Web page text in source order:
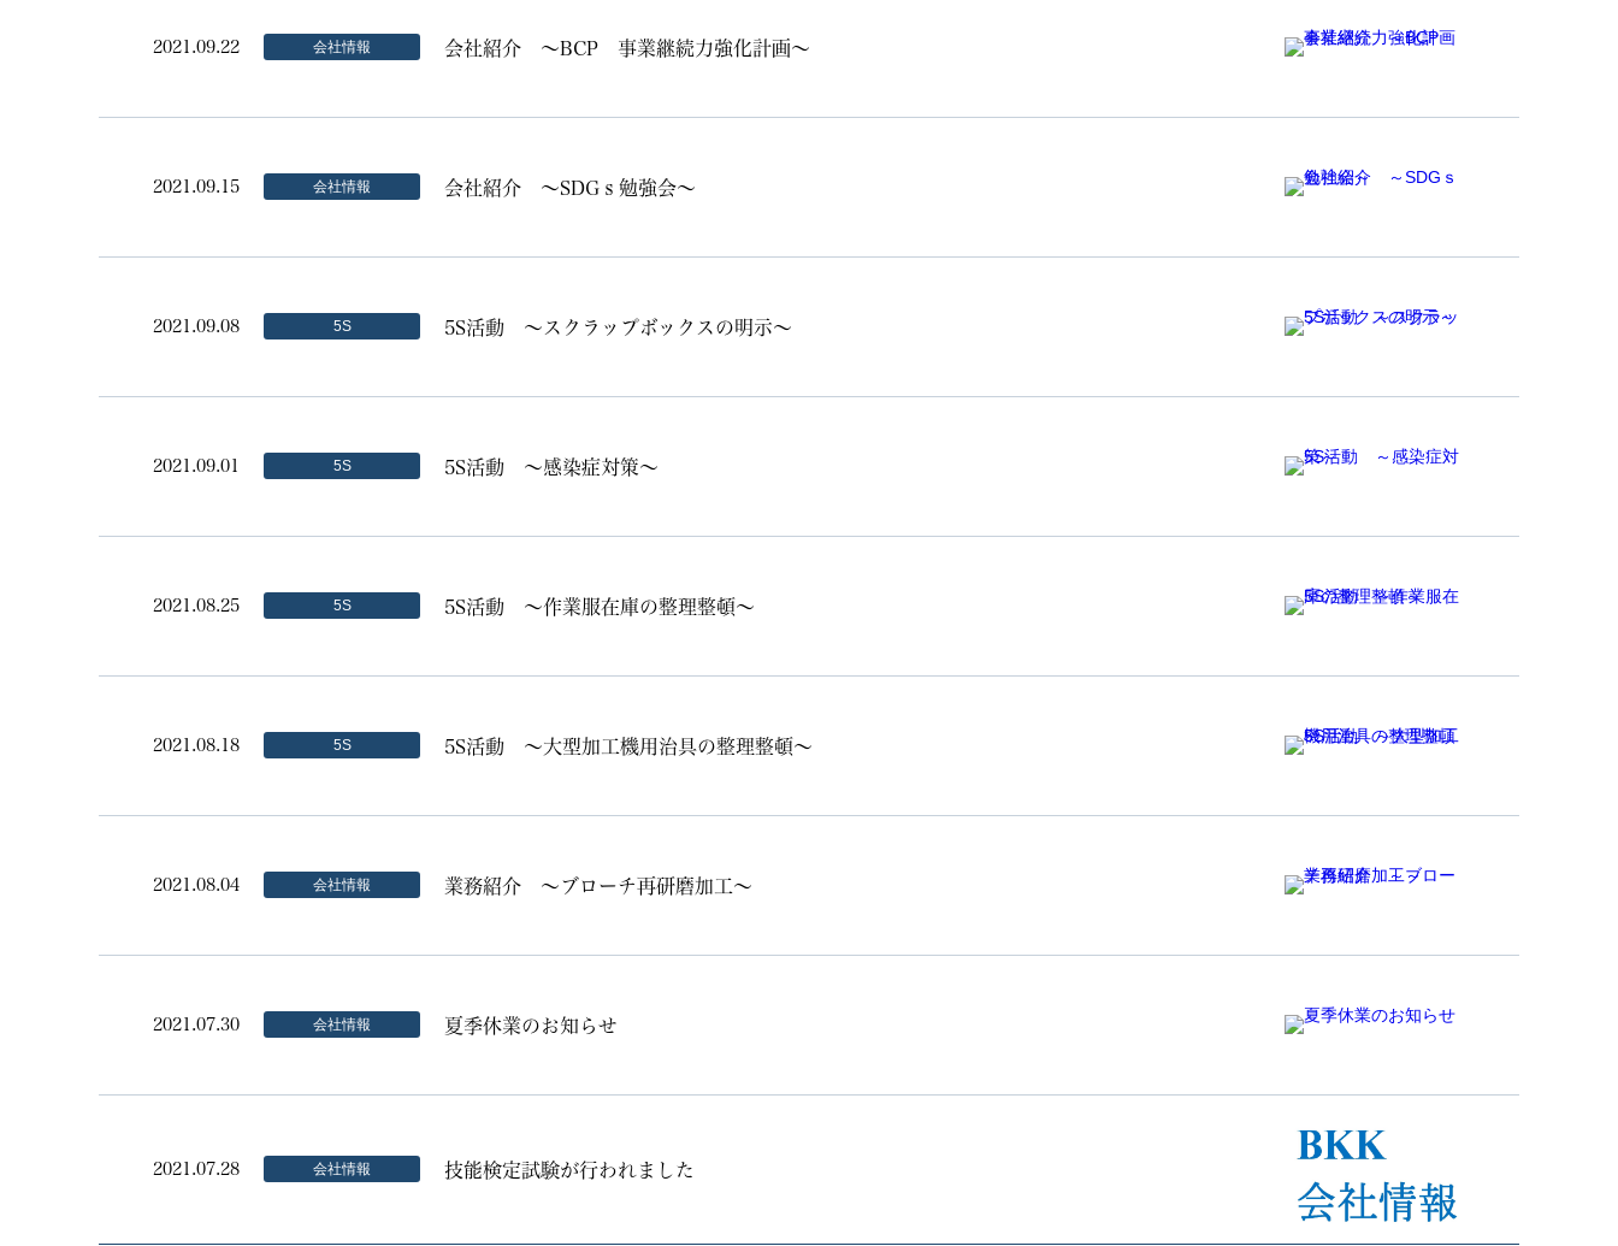
2021.09.22 会社情報 会社紹介 ～BCP 事業継続力強化計画～
2021.09.15 会社情報 会社紹介 ～SDGｓ勉強会～
2021.09.08 5S 5S活動 ～スクラップボックスの明示～
2021.09.01 5S 5S活動 ～感染症対策～
2021.08.25 5S 5S活動 ～作業服在庫の整理整頓～
2021.08.18 5S 5S活動 ～大型加工機用治具の整理整頓～
2021.08.04 会社情報 業務紹介 ～ブローチ再研磨加工～
2021.07.30 会社情報 夏季休業のお知らせ
2021.07.28 会社情報 技能検定試験が行われました